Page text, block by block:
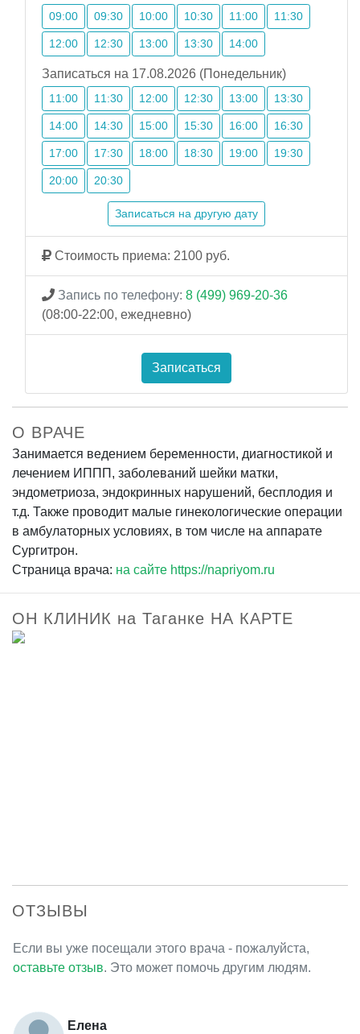
09:00 09:30 10:00 10:30 11:00 11:30
12:00 12:30 13:00 13:30 14:00
Записаться на 17.08.2026 (Понедельник)
11:00 11:30 12:00 12:30 13:00 13:30
14:00 14:30 15:00 15:30 16:00 16:30
17:00 17:30 18:00 18:30 19:00 19:30
20:00 20:30
Записаться на другую дату
Стоимость приема: 2100 руб.
Запись по телефону: 8 (499) 969-20-36
(08:00-22:00, ежедневно)
Записаться
О ВРАЧЕ
Занимается ведением беременности, диагностикой и
лечением ИППП, заболеваний шейки матки,
эндометриоза, эндокринных нарушений, бесплодия и
т.д. Также проводит малые гинекологические операции
в амбулаторных условиях, в том числе на аппарате
Сургитрон.
Страница врача: на сайте https://napriyom.ru
ОН КЛИНИК на Таганке НА КАРТЕ
ОТЗЫВЫ
Если вы уже посещали этого врача - пожалуйста,
оставьте отзыв. Это может помочь другим людям.
Елена